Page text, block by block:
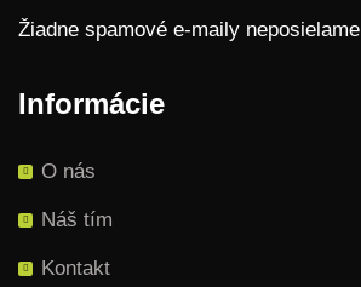
Žiadne spamové e-maily neposielame
Informácie
O nás
Náš tím
Kontakt